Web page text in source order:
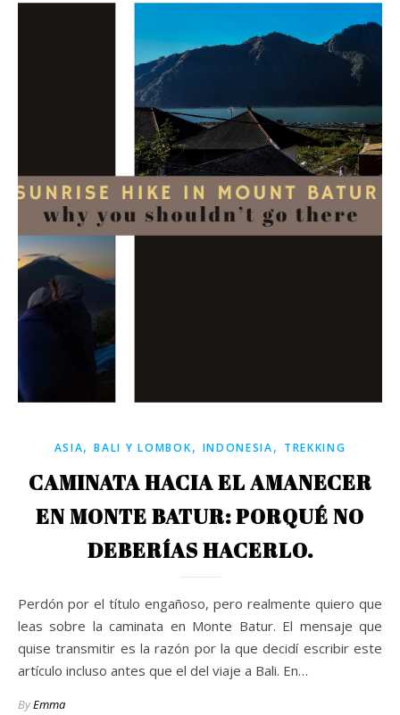
ASIA,BALI Y LOMBOK, INDONESIA, TREKKING
CAMINATA HACIA EL AMANECER
EN MONTE BATUR: PORQUÉ NO
DEBERÍAS HACERLO.
Perdón por el título engañoso, pero realmente quiero que
leas sobre la caminata en Monte Batur. El mensaje que
quise transmitir es la razón por la que decidí escribir este
artículo incluso antes que el del viaje a Bali. En…
ByEmma